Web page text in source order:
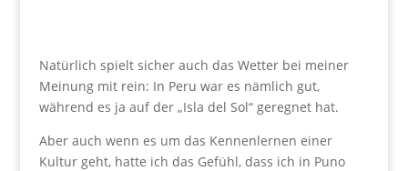
Natürlich spielt sicher auch das Wetter bei meiner
Meinung mit rein: In Peru war es nämlich gut,
während es ja auf der „Isla del Sol“ geregnet hat.
Aber auch wenn es um das Kennenlernen einer
Kultur geht, hatte ich das Gefühl, dass ich in Puno